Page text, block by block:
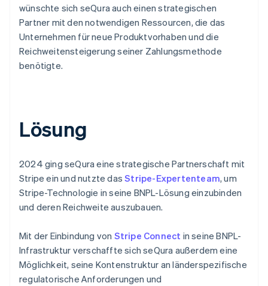
wünschte sich seQura auch einen strategischen
Partner mit den notwendigen Ressourcen, die das
Unternehmen für neue Produktvorhaben und die
Reichweitensteigerung seiner Zahlungsmethode
benötigte.
Lösung
2024 ging seQura eine strategische Partnerschaft mit
Stripe ein und nutzte dasStripe-Expertenteam, um
Stripe-Technologie in seine BNPL-Lösung einzubinden
und deren Reichweite auszubauen.
Mit der Einbindung von Stripe Connect in seine BNPL-
Infrastruktur verschaffte sich seQura außerdem eine
Möglichkeit, seine Kontenstruktur an länderspezifische
regulatorische Anforderungen und